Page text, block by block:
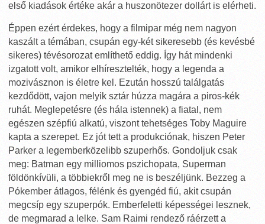
első kiadások értéke akár a huszonötezer dollárt is elérheti.
Éppen ezért érdekes, hogy a filmipar még nem nagyon
kaszált a témában, csupán egy-két sikeresebb (és kevésbé
sikeres) tévésorozat említhető eddig. Így hát mindenki
izgatott volt, amikor elhíresztelték, hogy a legenda a
mozivásznon is életre kel. Ezután hosszú találgatás
kezdődött, vajon melyik sztár húzza magára a piros-kék
ruhát. Meglepetésre (és hála istennek) a fiatal, nem
egészen szépfiú alkatú, viszont tehetséges Toby Maguire
kapta a szerepet. Ez jót tett a produkciónak, hiszen Peter
Parker a legemberközelibb szuperhős. Gondoljuk csak
meg: Batman egy milliomos pszichopata, Superman
földönkívüli, a többiekről meg ne is beszéljünk. Bezzeg a
Pókember átlagos, félénk és gyengéd fiú, akit csupán
megcsíp egy szuperpók. Emberfeletti képességei lesznek,
de megmarad a lelke. Sam Raimi rendező ráérzett a